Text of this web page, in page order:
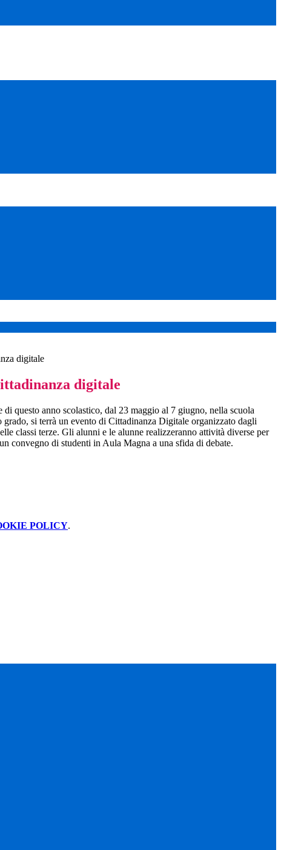
digitale
digitale
di questo anno scolastico, dal 23 maggio al 7 giugno, nella scuola
grado, si terrà un evento di Cittadinanza Digitale organizzato dagli
classi terze. Gli alunni e le alunne realizzeranno attività diverse per
convegno di studenti in Aula Magna a una sfida di debate.
POLICY.